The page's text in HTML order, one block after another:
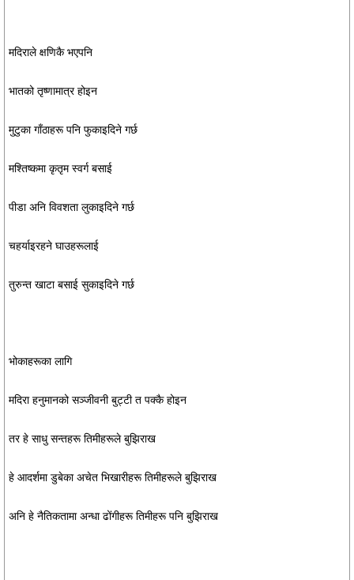
मदिराले क्षणिकै भएपनि
भातको तृष्णामात्र होइन
मुटुका गाँठाहरू पनि फुकाइदिने गर्छ
मश्तिष्कमा कृतृम स्वर्ग बसाई
पीडा अनि विवशता लुकाइदिने गर्छ
चहर्याइरहने घाउहरूलाई
तुरुन्त खाटा बसाई सुकाइदिने गर्छ
भोकाहरूका लागि
मदिरा हनुमानको सञ्जीवनी बुट्टी त पक्कै होइन
तर हे साधु सन्तहरू तिमीहरूले बुझिराख
हे आदर्शमा डुबेका अचेत भिखारीहरू तिमीहरूले बुझिराख
अनि हे नैतिकतामा अन्धा ढोंगीहरू तिमीहरू पनि बुझिराख